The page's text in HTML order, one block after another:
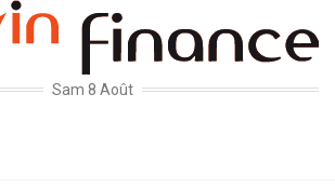
Sam 8 Août